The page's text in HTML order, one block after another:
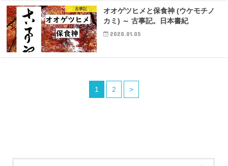
古事記
オオゲツヒメと保食神 (ウケモチノ
カミ) ～ 古事記。日本書紀
2020.01.05
1 2 >